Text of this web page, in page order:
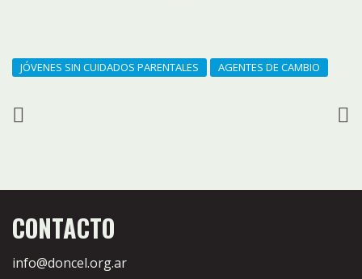
JÓVENES SIN CUIDADOS PARENTALES AGENTES DE CAMBIO
CONTACTO
info@doncel.org.ar